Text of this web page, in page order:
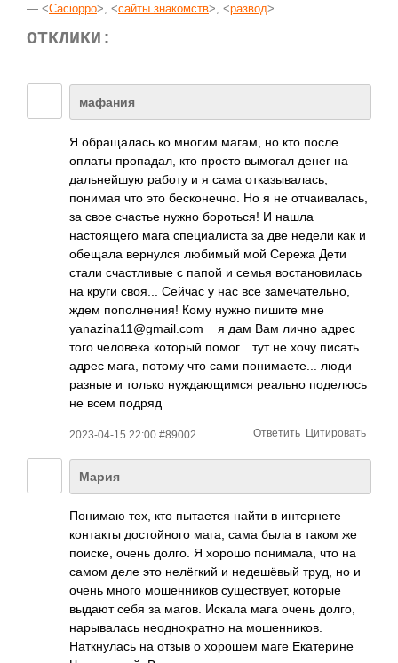
— <Cacioppo>, <сайты знакомств>, <развод>
ОТКЛИКИ:
мафания
Я обращалась ко многим магам, но кто после
оплаты пропадал, кто просто вымогал денег на
дальнейшую работу и я сама отказывалась,
понимая что это бесконечно. Но я не отчаивалась,
за свое счастье нужно бороться! И нашла
настоящего мага специалиста за две недели как и
обещала вернулся любимый мой Сережа Дети
стали счастливые с папой и семья востановилась
на круги своя... Сейчас у нас все замечательно,
ждем пополнения! Кому нужно пишите мне
yanazina11@gmail­.com я дам Вам лично адрес
того человека который помог... тут не хочу писать
адрес мага, потому что сами понимаете... люди
разные и только нуждающимся реально поделюсь
не всем подряд
2023-04-15 22:00 #89002 Цитировать
Ответить
Мария
Понимаю тех, кто пытается найти в интернете
контакты достойного мага, сама была в таком же
поиске, очень долго. Я хорошо понимала, что на
самом деле это нелёгкий и недешёвый труд, но и
очень много мошенников существует, которые
выдают себя за магов. Искала мага очень долго,
нарывалась неоднократно на мошенников.
Наткнулась на отзыв о хорошем маге Екатерине